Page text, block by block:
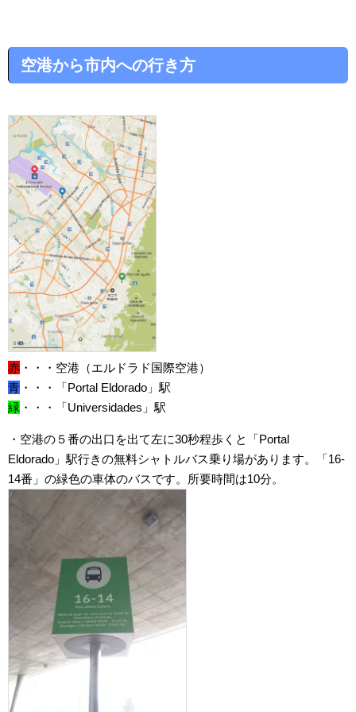
空港から市内への行き方
赤 ・・・空港（エルドラド国際空港）
青 ・・・「Portal Eldorado」駅
緑 ・・・「Universidades」駅
・空港の５番の出口を出て左に30秒程歩くと「Portal
Eldorado」駅行きの無料シャトルバス乗り場があります。「16-
14番」の緑色の車体のバスです。所要時間は10分。